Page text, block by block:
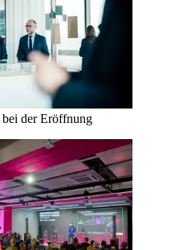
der Eröffnung